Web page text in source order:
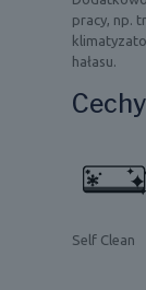
pracy, np.
hałasu.
Self Clean